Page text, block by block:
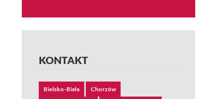
KONTAKT
Bielsko-Biała Chorzów